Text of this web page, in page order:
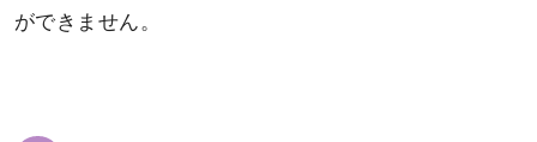
ができません。